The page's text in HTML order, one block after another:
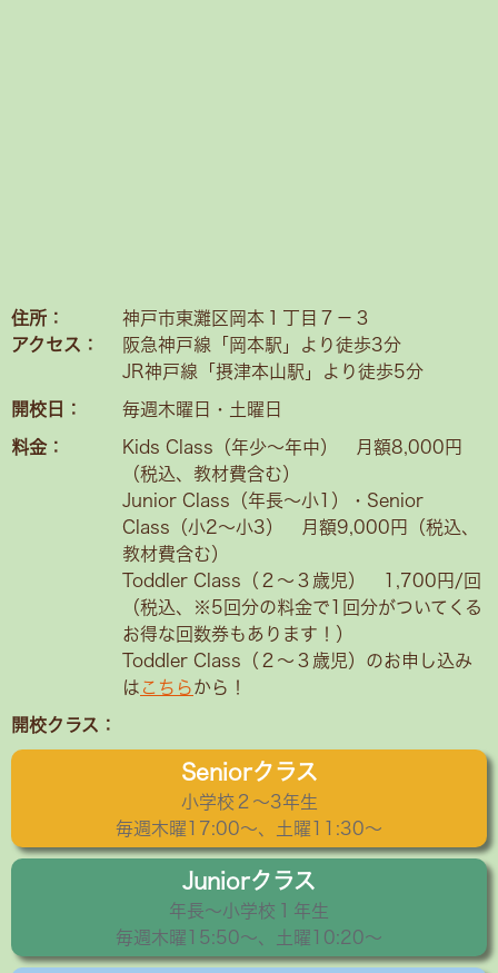
住所：
アクセス：
神戸市東灘区岡本１丁目７－３
阪急神戸線「岡本駅」より徒歩3分
JR神戸線「摂津本山駅」より徒歩5分
開校日： 毎週木曜日・土曜日
料金：
Kids Class（年少〜年中） 月額8,000円
（税込、教材費含む）
Junior Class（年長～小1）・Senior
Class（小2〜小3） 月額9,000円（税込、
教材費含む）
Toddler Class（２〜３歳児） 1,700円/回
（税込、※5回分の料金で1回分がついてくる
お得な回数券もあります！）
Toddler Class（２〜３歳児）のお申し込み
は こちらから！
開校クラス：
Seniorクラス
小学校２〜3年生
毎週木曜17:00～、土曜11:30～
Juniorクラス
年長〜小学校１年生
毎週木曜15:50〜、土曜10:20～